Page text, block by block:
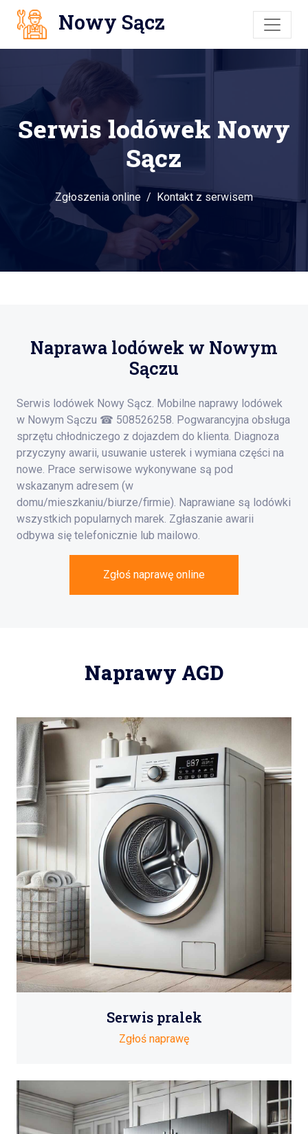
Nowy Sącz
Serwis lodówek Nowy
Sącz
Zgłoszenia online Kontakt z serwisem
Naprawa lodówek w Nowym
Sączu
Serwis lodówek Nowy Sącz. Mobilne naprawy lodówek
w Nowym Sączu ☎ 508526258. Pogwarancyjna obsługa
sprzętu chłodniczego z dojazdem do klienta. Diagnoza
przyczyny awarii, usuwanie usterek i wymiana części na
nowe. Prace serwisowe wykonywane są pod
wskazanym adresem (w
domu/mieszkaniu/biurze/firmie). Naprawiane są lodówki
wszystkich popularnych marek. Zgłaszanie awarii
odbywa się telefonicznie lub mailowo.
Zgłoś naprawę online
Naprawy AGD
Serwis pralek
Zgłoś naprawę